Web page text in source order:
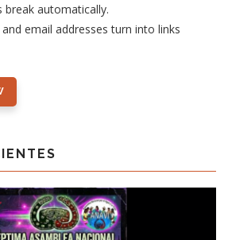
break automatically.
email addresses turn into links